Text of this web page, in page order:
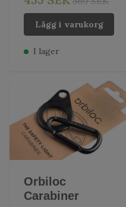
Lägg i varukorg
I lager
Orbiloc
Carabiner